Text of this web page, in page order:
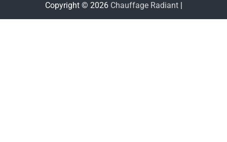
Copyright © 2026 Chauffage Radiant|